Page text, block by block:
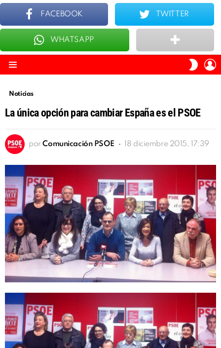
SKIN
Noticias
La única opción para cambiar España es el PSOE
por Comunicación PSOE 18 diciembre 2015, 17:39
FACEBOOK TWITTER
WHATSAPP